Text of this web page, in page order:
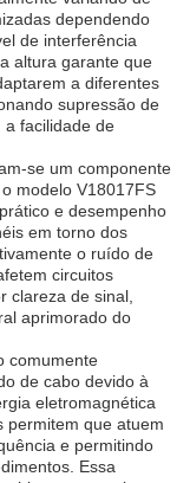
dependendo
de interferência
altura garante que
a diferentes
supressão de
facilidade de
se um componente
modelo V18017FS
e desempenho
em torno dos
o ruído de
circuitos
clareza de sinal,
aprimorado do
comumente
de cabo devido à
eletromagnética
permitem que atuem
e permitindo
Essa